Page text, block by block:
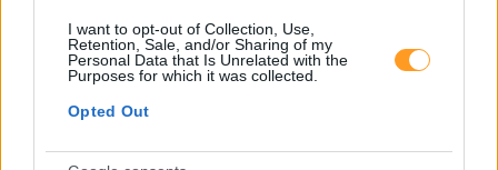
I want to opt-out of Collection, Use,
Retention, Sale, and/or Sharing of my
Personal Data that Is Unrelated with the
Purposes for which it was collected.
Opted Out
Action, Tools e contexto temporal
• Análise de diferentes agentes de IA existentes
• Definição de um caso de utilização
personalizado
Criação de agentes com ChatGPT Plus